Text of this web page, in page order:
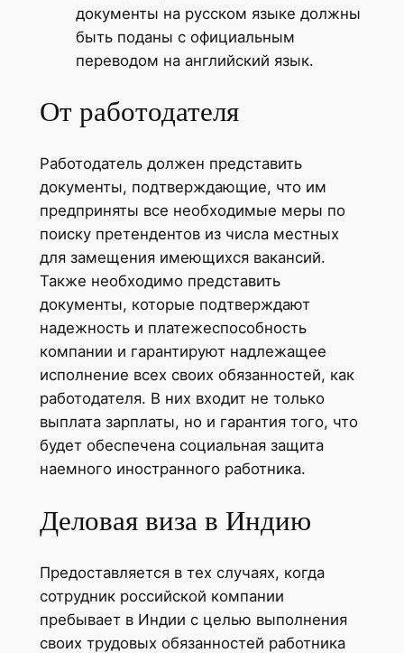
документы на русском языке должны
быть поданы с официальным
переводом на английский язык.
От работодателя
Работодатель должен представить
документы, подтверждающие, что им
предприняты все необходимые меры по
поиску претендентов из числа местных
для замещения имеющихся вакансий.
Также необходимо представить
документы, которые подтверждают
надежность и платежеспособность
компании и гарантируют надлежащее
исполнение всех своих обязанностей, как
работодателя. В них входит не только
выплата зарплаты, но и гарантия того, что
будет обеспечена социальная защита
наемного иностранного работника.
Деловая виза в Индию
Предоставляется в тех случаях, когда
сотрудник российской компании
пребывает в Индии с целью выполнения
своих трудовых обязанностей работника